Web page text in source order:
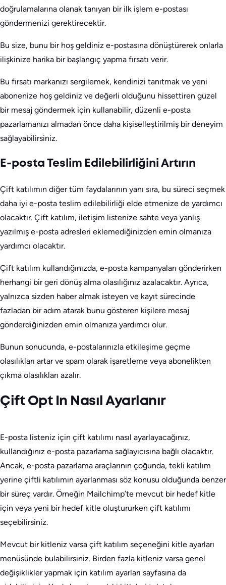
doğrulamalarına olanak tanıyan bir ilk işlem e-postası
göndermenizi gerektirecektir.
Bu size, bunu bir hoş geldiniz e-postasına dönüştürerek onlarla
ilişkinize harika bir başlangıç yapma fırsatı verir.
Bu fırsatı markanızı sergilemek, kendinizi tanıtmak ve yeni
abonenize hoş geldiniz ve değerli olduğunu hissettiren güzel
bir mesaj göndermek için kullanabilir, düzenli e-posta
pazarlamanızı almadan önce daha kişiselleştirilmiş bir deneyim
sağlayabilirsiniz.
E-posta Teslim Edilebilirliğini Artırın
Çift katılımın diğer tüm faydalarının yanı sıra, bu süreci seçmek
daha iyi e-posta teslim edilebilirliği elde etmenize de yardımcı
olacaktır. Çift katılım, iletişim listenize sahte veya yanlış
yazılmış e-posta adresleri eklemediğinizden emin olmanıza
yardımcı olacaktır.
Çift katılım kullandığınızda, e-posta kampanyaları gönderirken
herhangi bir geri dönüş alma olasılığınız azalacaktır. Ayrıca,
yalnızca sizden haber almak isteyen ve kayıt sürecinde
fazladan bir adım atarak bunu gösteren kişilere mesaj
gönderdiğinizden emin olmanıza yardımcı olur.
Bunun sonucunda, e-postalarınızla etkileşime geçme
olasılıkları artar ve spam olarak işaretleme veya abonelikten
çıkma olasılıkları azalır.
Çift Opt In Nasıl Ayarlanır
E-posta listeniz için çift katılımı nasıl ayarlayacağınız,
kullandığınız e-posta pazarlama sağlayıcısına bağlı olacaktır.
Ancak, e-posta pazarlama araçlarının çoğunda, tekli katılım
yerine çiftli katılımın ayarlanması söz konusu olduğunda benzer
bir süreç vardır. Örneğin Mailchimp’te mevcut bir hedef kitle
için veya yeni bir hedef kitle oluştururken çift katılımı
seçebilirsiniz.
Mevcut bir kitleniz varsa çift katılım seçeneğini kitle ayarları
menüsünde bulabilirsiniz. Birden fazla kitleniz varsa genel
değişiklikler yapmak için katılım ayarları sayfasına da